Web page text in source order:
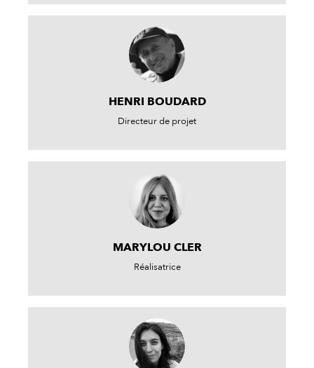
HENRI BOUDARD
Directeur de projet
MARYLOU CLER
Réalisatrice